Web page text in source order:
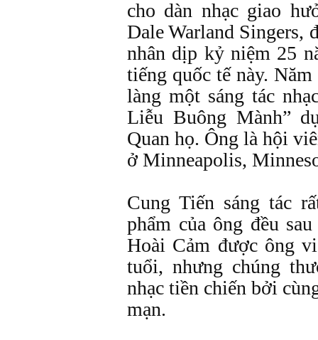
cho dàn nhạc giao
Dale Warland Singers,
nhân dịp kỷ niệm 25
tiếng quốc tế này.
làng một sáng tác
Liễu Buông Mành”
Quan họ. Ông là hội
ở Minneapolis,
Cung Tiến sáng tác
phẩm của ông đều
Hoài Cảm được ông
tuổi, nhưng chúng
nhạc tiền chiến bởi
mạn.